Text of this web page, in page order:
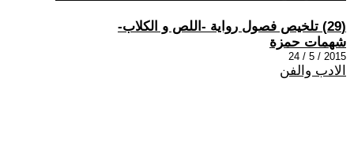
(29) تلخيص فصول رواية -اللص و الكلاب-
شهمات حمزة
2015 / 5 / 24
الادب والفن